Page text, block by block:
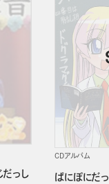
だっし
CDアルバム
ぱにぽにだ